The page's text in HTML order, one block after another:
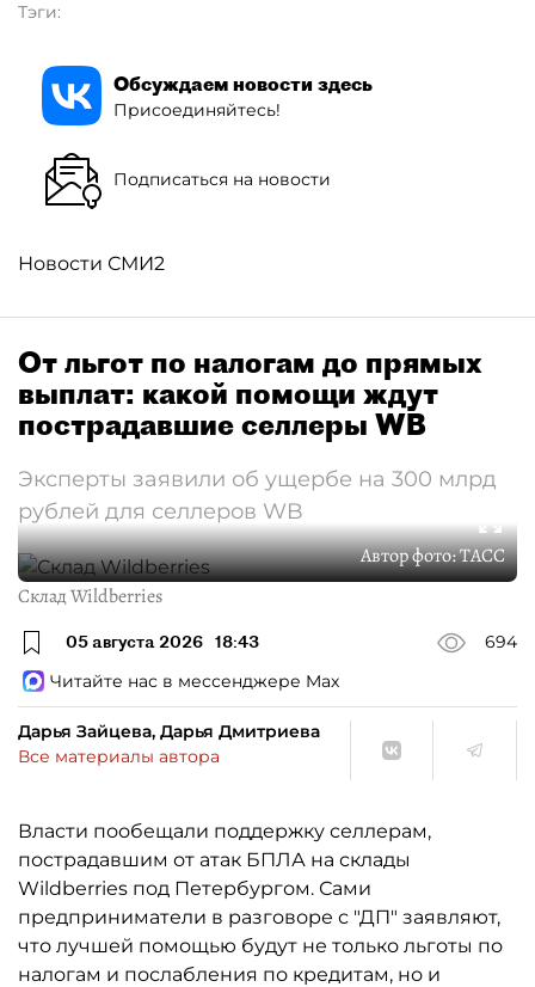
Тэги:
Обсуждаем новости здесь
Присоединяйтесь!
Подписаться на новости
Новости СМИ2
От льгот по налогам до прямых
выплат: какой помощи ждут
пострадавшие селлеры WB
Эксперты заявили об ущербе на 300 млрд
рублей для селлеров WB
Автор фото:ТАСС
Склад Wildberries
05 августа 2026 18:43
694
Читайте нас в мессенджере Max
Дарья Зайцева, Дарья Дмитриева
Все материалы автора
Власти пообещали поддержку селлерам,
пострадавшим от атак БПЛА на склады
Wildberries под Петербургом. Сами
предприниматели в разговоре с "ДП" заявляют,
что лучшей помощью будут не только льготы по
налогам и послабления по кредитам, но и